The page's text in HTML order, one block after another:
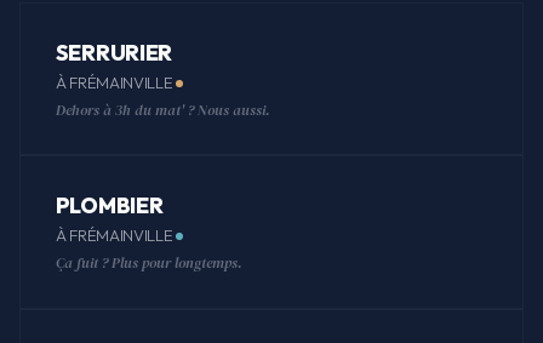
SERRURIER
À FRÉMAINVILLE
Dehors à 3h du mat' ? Nous aussi.
PLOMBIER
À FRÉMAINVILLE
Ça fuit ? Plus pour longtemps.